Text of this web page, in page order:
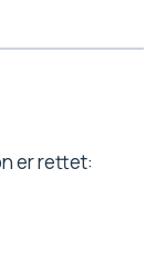
er rettet: